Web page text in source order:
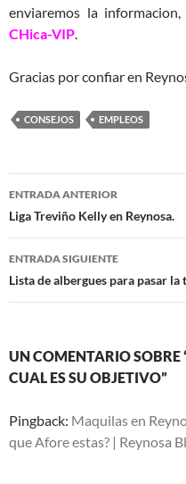
enviaremos la
CHica-VIP.
Gracias por confiar en
CONSEJOS EMPLEOS
Navegación
de
entradas
ENTRADA ANTERIOR
Liga Treviño Kelly en Reynosa.
ENTRADA SIGUIENTE
Lista de albergues para pasar
UN COMENTARIO SOBRE
CUAL ES SU OBJETIVO”
Pingback: Maquilas en
que Afore estas? | Reynosa